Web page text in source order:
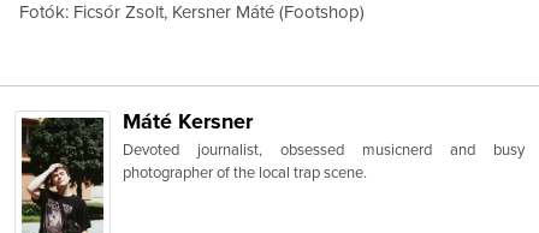
Fotók: Ficsór Zsolt, Kersner Máté (Footshop)
Máté Kersner
Devoted journalist, obsessed musicnerd and busy
photographer of the local trap scene.